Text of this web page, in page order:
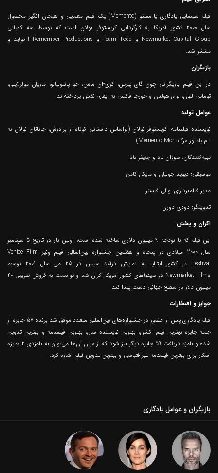
فیلم سینمایی یادگاری یا ممنتو (Memento) یک فیلم معمایی و هیجان انگیز محصول
سال 2000 کشور آمریکا به کارگردانی کریستوفر نولان است که توسط سه کمپانی
Newmarket Capital Group و Team Todd و I Remember Productions تولید و
منتشر شد.
بازیگران
در این فیلم بازیگرانی چون گای پیرس، کری-ان ماس، جو پانتولیانو، ماریان مولرلایلی،
توماس لنون، لری هولدن و جورجا فاکس به ایفای نقش پرداخته‌اند.
عوامل تولید
نویسنده فیلمنامه: کریستوفر نولان (براساس داستانی کوتاه از برادرش، جاناتان نولان به
نام یادآور مرگ Memento Mori)
تهیه‌کنندگان: سوزان تاد و جنیفر تاد
موسیقی: دیوید جولیان و مایکل کامن
مدیر فیلم‌برداری: والی فیستر
تدوینگر: دودی دورن
اکران و پخش
این فیلم که با بودجه 9 میلیون دلاری ساخته شده است، اولین بار در تاریخ 5 سپتامبر
سال 2000 میلادی در پنجاه و هفتمین جشنواره بین‌المللی فیلم ونیز Venice Film
Festival در کشور ایتالیا به نمایش درآمد سپس در 25 می سال 2001 توسط
Newmarket Films در سینماهای کشور آمریکا اکران شد و توانست به فروش تقریبی 40
میلیون دلار در سطح جهانی دست پیدا کند.
جوایز و افتخارات
فیلم یادگاری پس از حضور در جشنواره‌های بین‌المللی متعدد موفق شد برنده 57 جایزه از
جمله جایزه بهترین فیلم اکشن، بهترین نویسنده سال، بهترین فیلمنامه و بهترین تدوین
شده و نامزد دریافت 59 جایزه دیگر نیز شود که از میان آن‌ها می‌توان به نامزدی 2 جایزه
اسکار برای بهترین فیلمنامه غیرافتباسی و بهترین تدوین فیلم اشاره کرد.
بازیگران و عوامل یادگاری